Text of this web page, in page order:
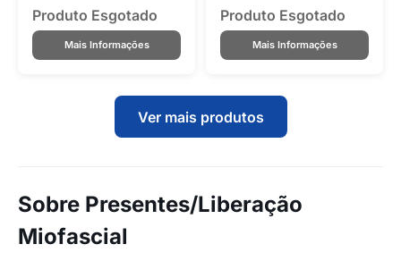
Produto Esgotado
Mais Informações
Produto Esgotado
Mais Informações
Ver mais produtos
Sobre Presentes/Liberação
Miofascial